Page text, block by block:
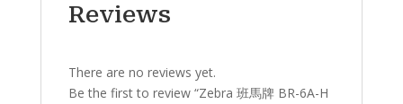
Reviews
There are no reviews yet.
Be the first to review “Zebra 班馬牌 BR-6A-H